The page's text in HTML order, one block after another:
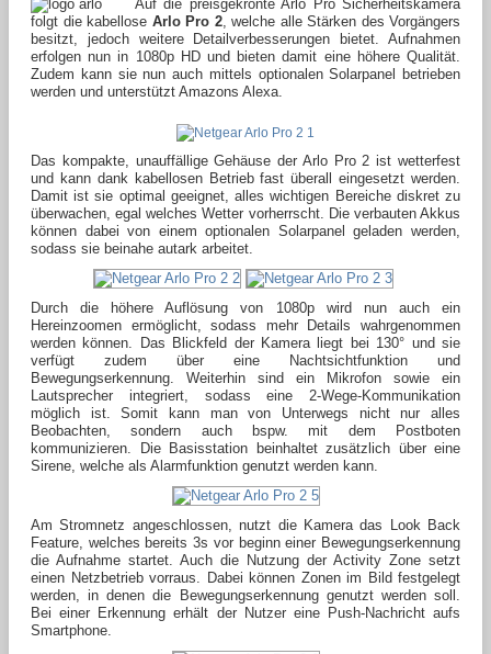
Auf die preisgekrönte Arlo Pro Sicherheitskamera
folgt die kabellose Arlo Pro 2, welche alle Stärken des Vorgängers
besitzt, jedoch weitere Detailverbesserungen bietet. Aufnahmen
erfolgen nun in 1080p HD und bieten damit eine höhere Qualität.
Zudem kann sie nun auch mittels optionalen Solarpanel betrieben
werden und unterstützt Amazons Alexa.
Das kompakte, unauffällige Gehäuse der Arlo Pro 2 ist wetterfest
und kann dank kabellosen Betrieb fast überall eingesetzt werden.
Damit ist sie optimal geeignet, alles wichtigen Bereiche diskret zu
überwachen, egal welches Wetter vorherrscht. Die verbauten Akkus
können dabei von einem optionalen Solarpanel geladen werden,
sodass sie beinahe autark arbeitet.
Durch die höhere Auflösung von 1080p wird nun auch ein
Hereinzoomen ermöglicht, sodass mehr Details wahrgenommen
werden können. Das Blickfeld der Kamera liegt bei 130° und sie
verfügt zudem über eine Nachtsichtfunktion und
Bewegungserkennung. Weiterhin sind ein Mikrofon sowie ein
Lautsprecher integriert, sodass eine 2-Wege-Kommunikation
möglich ist. Somit kann man von Unterwegs nicht nur alles
Beobachten, sondern auch bspw. mit dem Postboten
kommunizieren. Die Basisstation beinhaltet zusätzlich über eine
Sirene, welche als Alarmfunktion genutzt werden kann.
Am Stromnetz angeschlossen, nutzt die Kamera das Look Back
Feature, welches bereits 3s vor beginn einer Bewegungserkennung
die Aufnahme startet. Auch die Nutzung der Activity Zone setzt
einen Netzbetrieb vorraus. Dabei können Zonen im Bild festgelegt
werden, in denen die Bewegungserkennung genutzt werden soll.
Bei einer Erkennung erhält der Nutzer eine Push-Nachricht aufs
Smartphone.